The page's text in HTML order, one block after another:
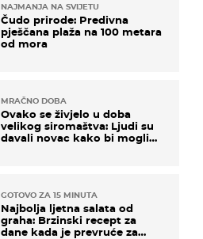
NAJMANJA NA SVIJETU
Čudo prirode: Predivna
pješčana plaža na 100 metara
od mora
MRAČNO DOBA
Ovako se živjelo u doba
velikog siromaštva: Ljudi su
davali novac kako bi mogli
GOTOVO ZA 15 MINUTA
Najbolja ljetna salata od
graha: Brzinski recept za
dane kada je prevruće za